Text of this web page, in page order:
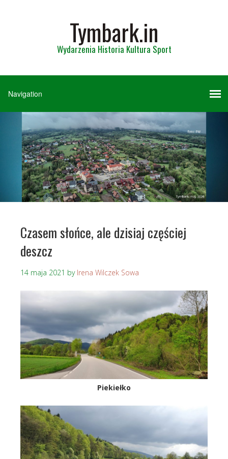
Tymbark.in
Wydarzenia Historia Kultura Sport
Czasem słońce, ale dzisiaj częściej
deszcz
14 maja 2021 by Irena Wilczek Sowa
Piekiełko